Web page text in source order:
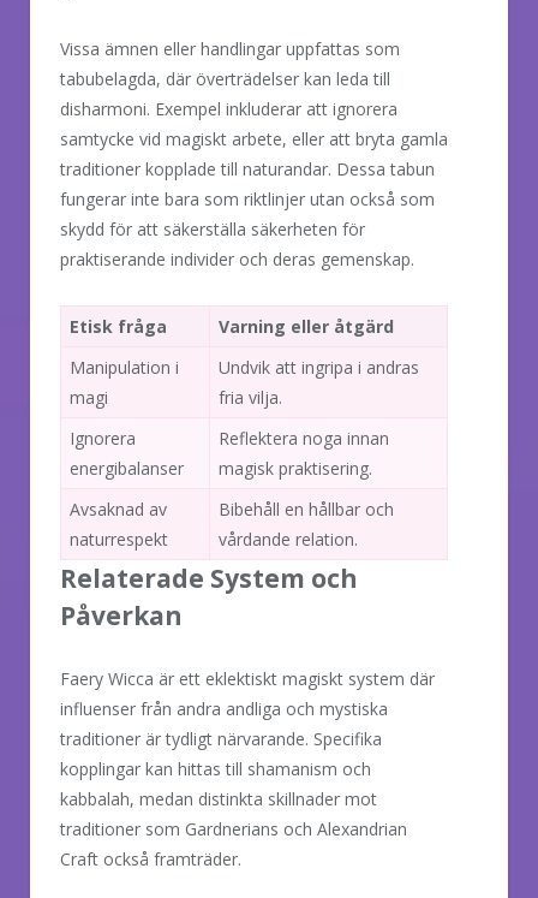
Vissa ämnen eller handlingar uppfattas som
tabubelagda, där överträdelser kan leda till
disharmoni. Exempel inkluderar att ignorera
samtycke vid magiskt arbete, eller att bryta gamla
traditioner kopplade till naturandar. Dessa tabun
fungerar inte bara som riktlinjer utan också som
skydd för att säkerställa säkerheten för
praktiserande individer och deras gemenskap.
Etisk fråga
Varning eller åtgärd
Manipulation i
magi
Undvik att ingripa i andras
fria vilja.
Ignorera
energibalanser
Reflektera noga innan
magisk praktisering.
Avsaknad av
naturrespekt
Bibehåll en hållbar och
vårdande relation.
Relaterade System och
Påverkan
Faery Wicca är ett eklektiskt magiskt system där
influenser från andra andliga och mystiska
traditioner är tydligt närvarande. Specifika
kopplingar kan hittas till shamanism och
kabbalah, medan distinkta skillnader mot
traditioner som Gardnerians och Alexandrian
Craft också framträder.